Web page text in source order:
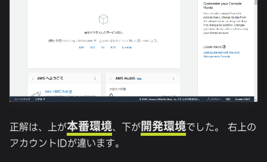
正解は、上が本番環境、下が開発環境でした。 右上の
アカウントIDが違います。